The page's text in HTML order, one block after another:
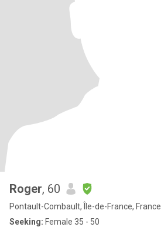
Roger, 60
Pontault-Combault, Île-de-France, France
Seeking: Female 35 - 50